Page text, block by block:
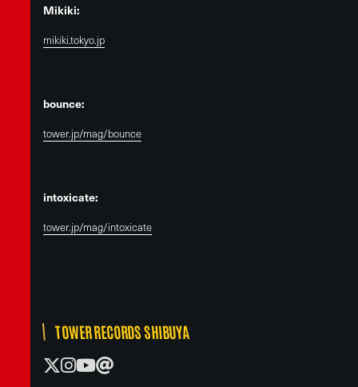
Mikiki:
mikiki.tokyo.jp
bounce:
tower.jp/mag/bounce
intoxicate:
tower.jp/mag/intoxicate
TOWER RECORDS SHIBUYA